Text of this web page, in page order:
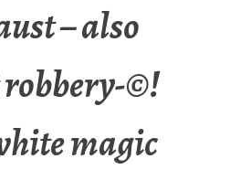
– also
©!
magic